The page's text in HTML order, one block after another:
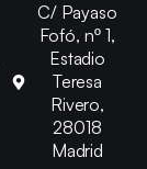
C/ Payaso
Fofó, nº 1,
Estadio
Teresa
Rivero,
28018
Madrid